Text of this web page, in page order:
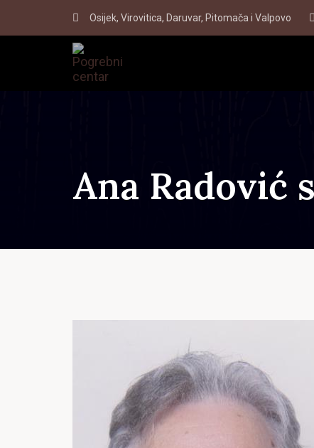
Osijek, Virovitica, Daruvar, Pitomača i Valpovo
Ana Radović